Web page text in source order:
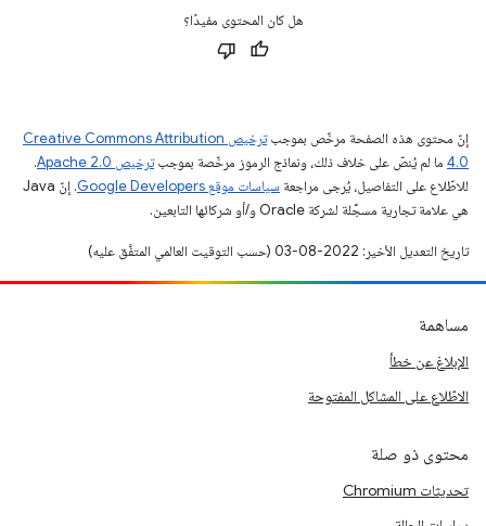
هل كان المحتوى مفيدًا؟
إنّ محتوى هذه الصفحة مرخّص بموجب
ترخيص Creative Commons Attribution
4.0‏ ما لم يُنصّ على خلاف ذلك، ونماذج الرموز مرخّصة بموجبترخيص Apache 2.0‏
.
للاطّلاع على التفاصيل، يُرجى مراجعة سياسات موقع Google Developers‏
. إنّ Java
هي علامة تجارية مسجَّلة لشركة Oracle و/أو شركائها التابعين.
تاريخ التعديل الأخير: 2022-08-03 (حسب التوقيت العالمي المتفَّق عليه)
مساهمة
الإبلاغ عن خطأ
الاطّلاع على المشاكل المفتوحة
محتوى ذو صلة
تحديثات Chromium